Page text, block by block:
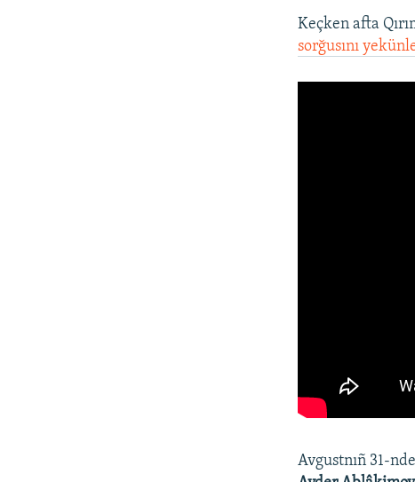
Keçken afta
sorğusını
Avgustnıñ 31-